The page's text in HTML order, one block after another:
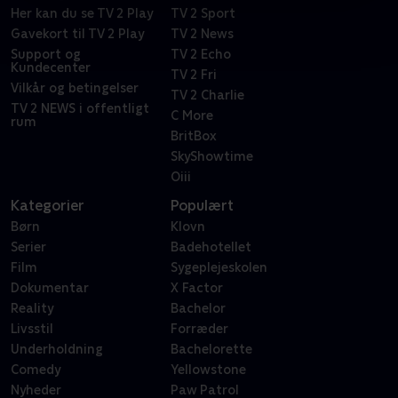
Her kan du se TV 2 Play
Gavekort til TV 2 Play
Support og
Kundecenter
Vilkår og betingelser
TV 2 NEWS i offentligt
rum
TV 2 Sport
TV 2 News
TV 2 Echo
TV 2 Fri
TV 2 Charlie
C More
BritBox
SkyShowtime
Oiii
Kategorier
Børn
Serier
Film
Dokumentar
Reality
Livsstil
Underholdning
Comedy
Nyheder
Populært
Klovn
Badehotellet
Sygeplejeskolen
X Factor
Bachelor
Forræder
Bachelorette
Yellowstone
Paw Patrol